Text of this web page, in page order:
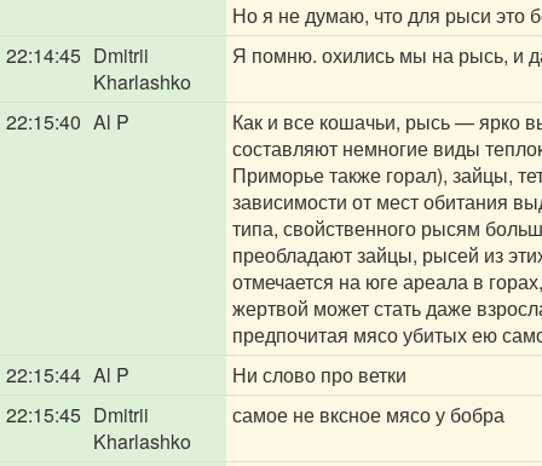
Но я не думаю, что для рыси это
22:14:45 Dmitrii
Kharlashko
Я помню. охились мы на рысь, и
22:15:40 Al P
Как и все кошачьи, рысь — ярко
составляют немногие виды
Приморье также горал), зайцы,
зависимости от мест обитания
типа, свойственного рысям
преобладают зайцы, рысей из
отмечается на юге ареала в
жертвой может стать даже
предпочитая мясо убитых ею
22:15:44 Al P
Ни слово про ветки
22:15:45 Dmitrii
Kharlashko
самое не вксное мясо у бобра